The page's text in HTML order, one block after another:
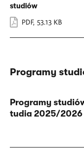
studiów
PDF, 53.13 KB
Programy
Programy
tudia 2025/2026